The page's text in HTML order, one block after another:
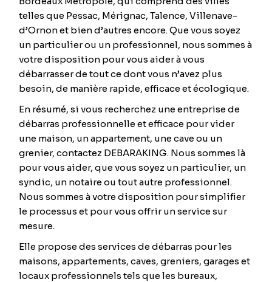
telles que Pessac, Mérignac, Talence, Villenave-
d’Ornon et bien d’autres encore. Que vous soyez
un particulier ou un professionnel, nous sommes à
votre disposition pour vous aider à vous
débarrasser de tout ce dont vous n’avez plus
besoin, de manière rapide, efficace et écologique.
En résumé, si vous recherchez une entreprise de
débarras professionnelle et efficace pour vider
une maison, un appartement, une cave ou un
grenier, contactez DEBARAKING. Nous sommes là
pour vous aider, que vous soyez un particulier, un
syndic, un notaire ou tout autre professionnel.
Nous sommes à votre disposition pour simplifier
le processus et pour vous offrir un service sur
mesure.
Elle propose des services de débarras pour les
maisons, appartements, caves, greniers, garages et
locaux professionnels tels que les bureaux,